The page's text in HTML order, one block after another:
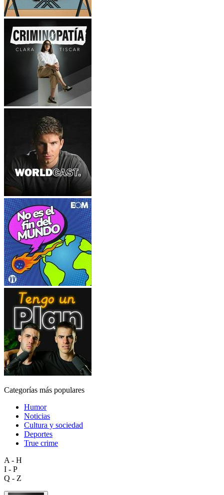
Categorías más populares
Humor
Noticias
Cultura y sociedad
Deportes
True crime
A - H
I - P
Q - Z